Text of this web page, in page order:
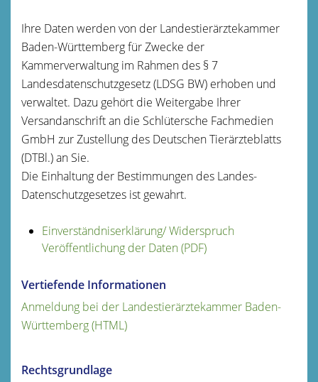
Ihre Daten werden von der Landestierärztekammer
Baden-Württemberg für Zwecke der
Kammerverwaltung im Rahmen des § 7
Landesdatenschutzgesetz (LDSG BW) erhoben und
verwaltet. Dazu gehört die Weitergabe Ihrer
Versandanschrift an die Schlütersche Fachmedien
GmbH zur Zustellung des Deutschen Tierärzteblatts
(DTBl.) an Sie.
Die Einhaltung der Bestimmungen des Landes-
Datenschutzgesetzes ist gewahrt.
Einverständniserklärung/ Widerspruch
Veröffentlichung der Daten (PDF)
Vertiefende Informationen
Anmeldung bei der Landestierärztekammer Baden-
Württemberg (HTML)
Rechtsgrundlage